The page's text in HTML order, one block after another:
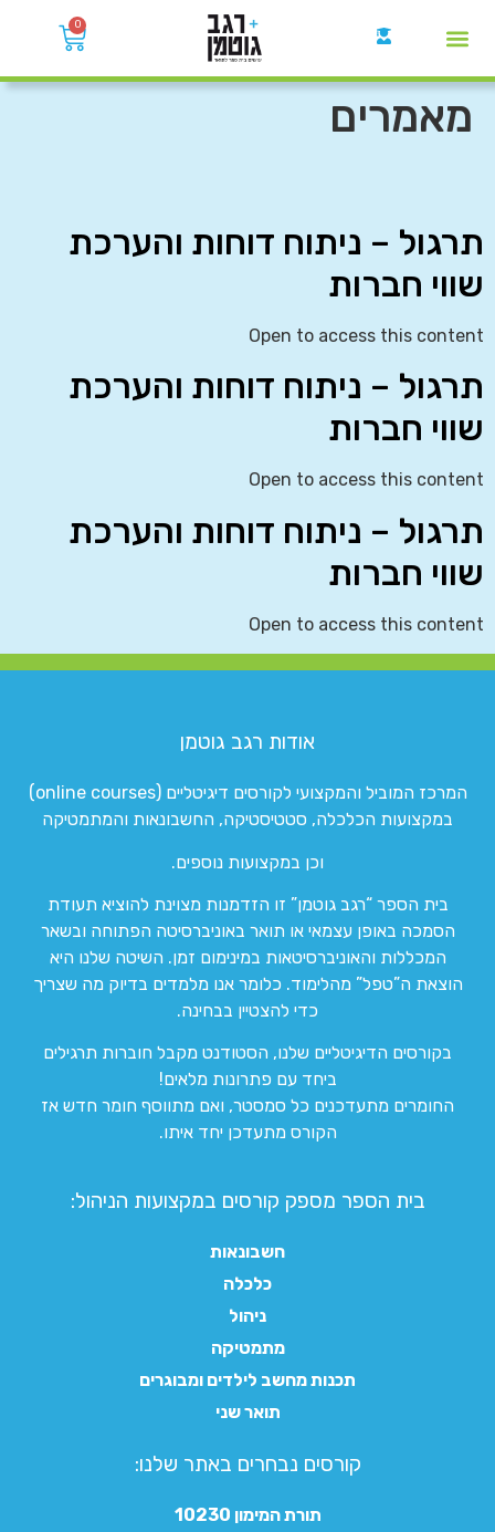
0
מאמרים
תרגול – ניתוח דוחות והערכת
שווי חברות
Open to access this content
תרגול – ניתוח דוחות והערכת
שווי חברות
Open to access this content
תרגול – ניתוח דוחות והערכת
שווי חברות
Open to access this content
אודות רגב גוטמן
המרכז המוביל והמקצועי לקורסים דיגיטליים (online courses)
במקצועות הכלכלה, סטטיסטיקה, החשבונאות והמתמטיקה
וכן במקצועות נוספים.
בית הספר “רגב גוטמן” זו הזדמנות מצוינת להוציא תעודת
הסמכה באופן עצמאי או תואר באוניברסיטה הפתוחה ובשאר
המכללות והאוניברסיטאות במינימום זמן. השיטה שלנו היא
הוצאת ה”טפל” מהלימוד. כלומר אנו מלמדים בדיוק מה שצריך
כדי להצטיין בבחינה.
בקורסים הדיגיטליים שלנו, הסטודנט מקבל חוברות תרגילים
ביחד עם פתרונות מלאים!
החומרים מתעדכנים כל סמסטר, ואם מתווסף חומר חדש אז
הקורס מתעדכן יחד איתו.
בית הספר מספק קורסים במקצועות הניהול:
חשבונאות
כלכלה
ניהול
מתמטיקה
תכנות מחשב לילדים ומבוגרים
תואר שני
קורסים נבחרים באתר שלנו:​
תורת המימון 10230